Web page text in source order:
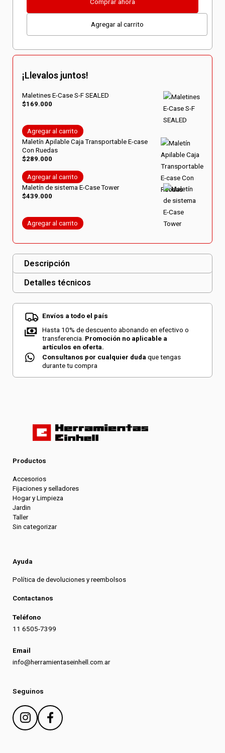
Case
cantidad
Agregar al carrito
¡Llevalos juntos!
Maletines E-Case S-F SEALED
$169.000
Agregar al carrito
Maletín Apilable Caja Transportable E-case
Con Ruedas
$289.000
Agregar al carrito
Maletín de sistema E-Case Tower
$439.000
Agregar al carrito
Descripción
Detalles técnicos
Envíos a todo el país
Hasta 10% de descuento abonando en efectivo o
transferencia. Promoción no aplicable a
artículos en oferta.
Consultanos por cualquier duda que tengas
durante tu compra
Productos
Accesorios
Fijaciones y selladores
Hogar y Limpieza
Jardin
Taller
Sin categorizar
Ayuda
Política de devoluciones y reembolsos
Contactanos
Teléfono
11 6505-7399
Email
info@herramientaseinhell.com.ar
Seguinos